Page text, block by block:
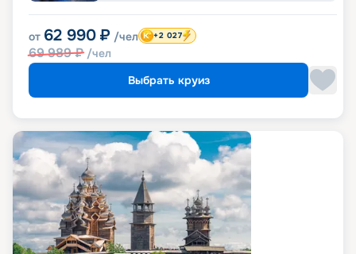
от 62 990 ₽ /чел
69 989₽ /чел
+2 027
Выбрать круиз